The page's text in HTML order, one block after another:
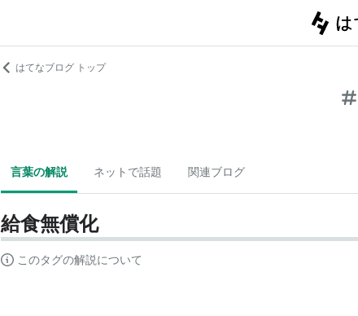
はてなブログ トップ
言葉の解説 ネットで話題 関連ブログ
給食無償化
このタグの解説について